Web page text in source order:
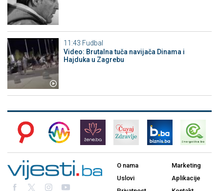
11:43 Fudbal
Video: Brutalna tuča navijača Dinama i
Hajduka u Zagrebu
O nama
Uslovi
Marketing
Aplikacije